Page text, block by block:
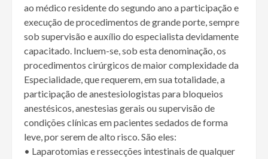
ao médico residente do segundo ano a participação e
execução de procedimentos de grande porte, sempre
sob supervisão e auxílio do especialista devidamente
capacitado. Incluem-se, sob esta denominação, os
procedimentos cirúrgicos de maior complexidade da
Especialidade, que requerem, em sua totalidade, a
participação de anestesiologistas para bloqueios
anestésicos, anestesias gerais ou supervisão de
condições clínicas em pacientes sedados de forma
leve, por serem de alto risco. São eles:
• Laparotomias e ressecções intestinais de qualquer